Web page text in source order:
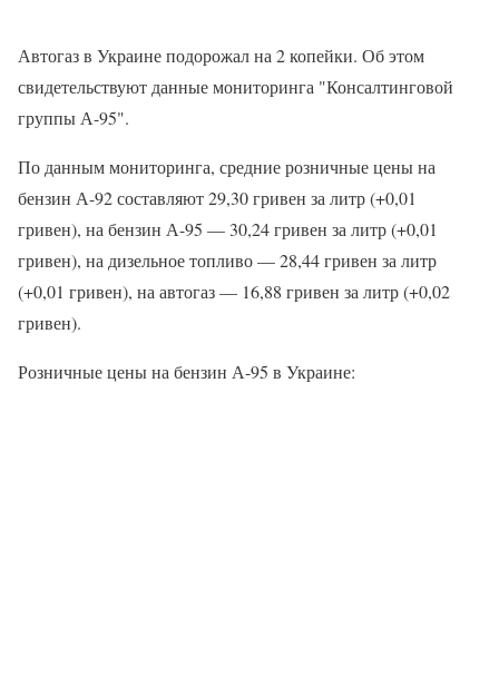
Автогаз в Украине подорожал на 2 копейки. Об этом
свидетельствуют данные мониторинга "Консалтинговой
группы А-95".
По данным мониторинга, средние розничные цены на
бензин А-92 составляют 29,30 гривен за литр (+0,01
гривен), на бензин А-95 — 30,24 гривен за литр (+0,01
гривен), на дизельное топливо — 28,44 гривен за литр
(+0,01 гривен), на автогаз — 16,88 гривен за литр (+0,02
гривен).
Розничные цены на бензин А-95 в Украине: